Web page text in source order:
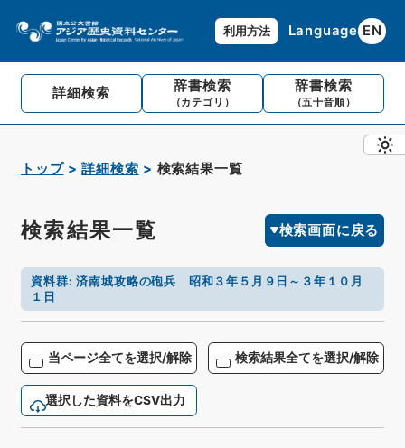
利用方法 Language EN
詳細検索 辞書検索
（カテゴリ）
辞書検索
（五十音順）
トップ 詳細検索 検索結果一覧
検索結果一覧 検索画面に戻る
資料群:済南城攻略の砲兵 昭和３年５月９日～３年１０月
１日
当ページ全てを選択/解除 検索結果全てを選択/解除
選択した資料をCSV出力